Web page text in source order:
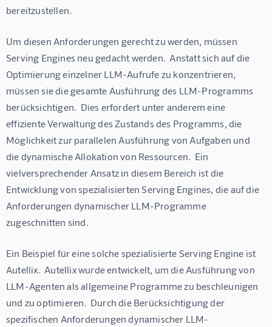
bereitzustellen.
Um diesen Anforderungen gerecht zu werden, müssen
Serving Engines neu gedacht werden.  Anstatt sich auf die
Optimierung einzelner LLM-Aufrufe zu konzentrieren,
müssen sie die gesamte Ausführung des LLM-Programms
berücksichtigen.  Dies erfordert unter anderem eine
effiziente Verwaltung des Zustands des Programms, die
Möglichkeit zur parallelen Ausführung von Aufgaben und
die dynamische Allokation von Ressourcen.  Ein
vielversprechender Ansatz in diesem Bereich ist die
Entwicklung von spezialisierten Serving Engines, die auf die
Anforderungen dynamischer LLM-Programme
zugeschnitten sind.
Ein Beispiel für eine solche spezialisierte Serving Engine ist
Autellix.  Autellix wurde entwickelt, um die Ausführung von
LLM-Agenten als allgemeine Programme zu beschleunigen
und zu optimieren.  Durch die Berücksichtigung der
spezifischen Anforderungen dynamischer LLM-